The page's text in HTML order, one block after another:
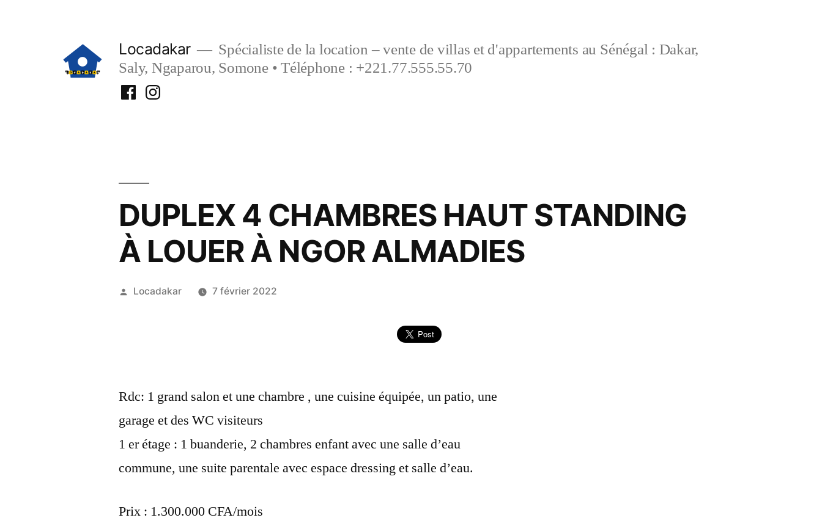
Locadakar
Spécialiste de la location – vente de villas et d'appartements au Sénégal : Dakar,
Saly, Ngaparou, Somone • Téléphone : +221.77.555.55.70
FacebookInstagram
DUPLEX 4 CHAMBRES HAUT STANDING
À LOUER À NGOR ALMADIES
Publié
Locadakar 7 février 2022
Rdc: 1 grand salon et une chambre , une cuisine équipée, un patio, une
garage et des WC visiteurs
1 er étage : 1 buanderie, 2 chambres enfant avec une salle d’eau
commune, une suite parentale avec espace dressing et salle d’eau.
Prix : 1.300.000 CFA/mois